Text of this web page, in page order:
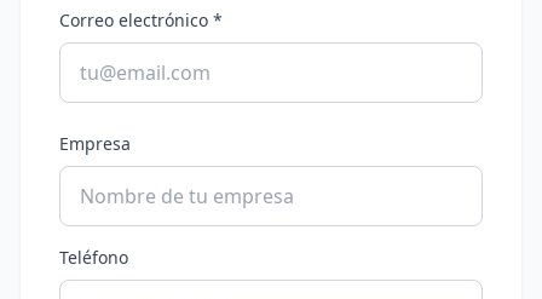
Correo electrónico *
Empresa
Teléfono